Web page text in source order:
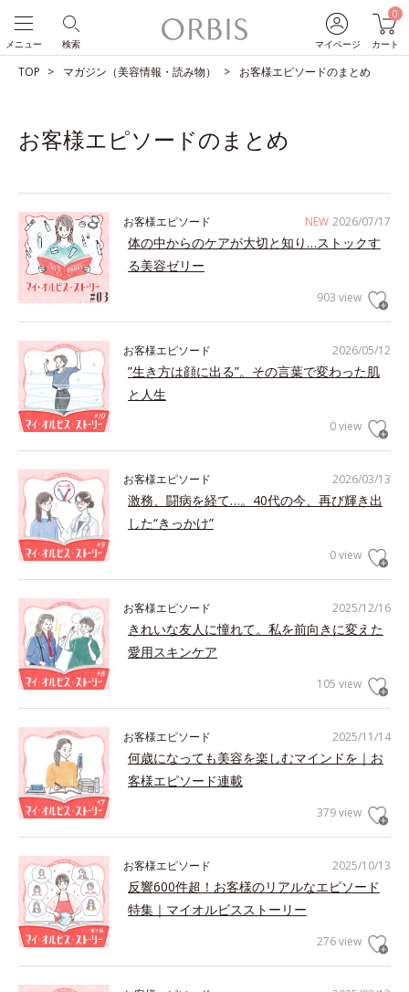
マイページ
0
カート
検索
メニュー
TOP マガジン（美容情報・読み物） お客様エピソードのまとめ
お客様エピソードのまとめ
NEW 2026/07/17
お客様エピソード
体の中からのケアが大切と知り…ストックす
る美容ゼリー
903 view
2026/05/12
お客様エピソード
”生き方は顔に出る”。その言葉で変わった肌
と人生
0 view
2026/03/13
お客様エピソード
激務、闘病を経て…。40代の今、再び輝き出
した“きっかけ”
0 view
2025/12/16
お客様エピソード
きれいな友人に憧れて。私を前向きに変えた
愛用スキンケア
105 view
2025/11/14
お客様エピソード
何歳になっても美容を楽しむマインドを｜お
客様エピソード連載
379 view
2025/10/13
お客様エピソード
反響600件超！お客様のリアルなエピソード
特集｜マイオルビスストーリー
276 view